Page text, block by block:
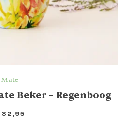
Mate
Beker – Regenboog
32,95